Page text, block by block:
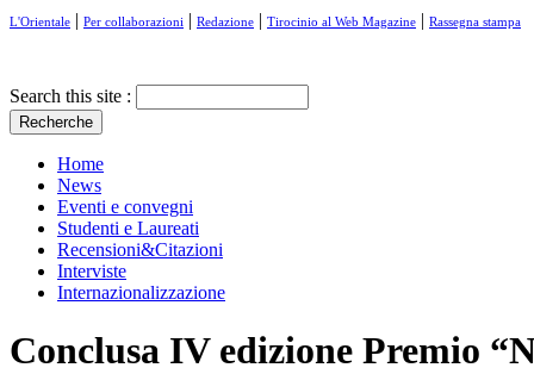
L'Orientale | Per collaborazioni | Redazione | Tirocinio al Web Magazine | Rassegna stampa
Search this site :
Home
News
Eventi e convegni
Studenti e Laureati
Recensioni&Citazioni
Interviste
Internazionalizzazione
Conclusa IV edizione Premio